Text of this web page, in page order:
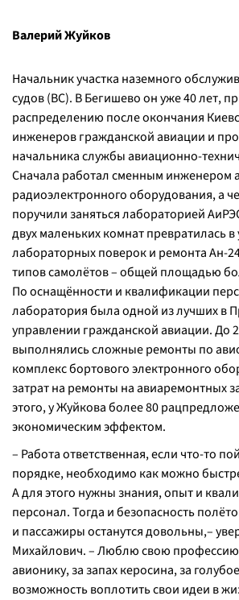
Валерий Жуйков
Начальник участка наземного
судов (ВС). В Бегишево он уже 40 лет,
распределению после окончания
инженеров гражданской авиации и
начальника службы авиационно-
Сначала работал сменным инженером
радиоэлектронного оборудования, а
поручили заняться лабораторией
двух маленьких комнат превратилась в
лабораторных поверок и ремонта Ан-
типов самолётов – общей площадью
По оснащённости и квалификации
лаборатория была одной из лучших в
управлении гражданской авиации. До
выполнялись сложные ремонты по
комплекс бортового электронного
затрат на ремонты на авиаремонтных
этого, у Жуйкова более 80
экономическим эффектом.
– Работа ответственная, если что-то
порядке, необходимо как можно
А для этого нужны знания, опыт и
персонал. Тогда и безопасность
и пассажиры останутся довольны,–
Михайлович. – Люблю свою профессию
авионику, за запах керосина, за
возможность воплотить свои идеи в